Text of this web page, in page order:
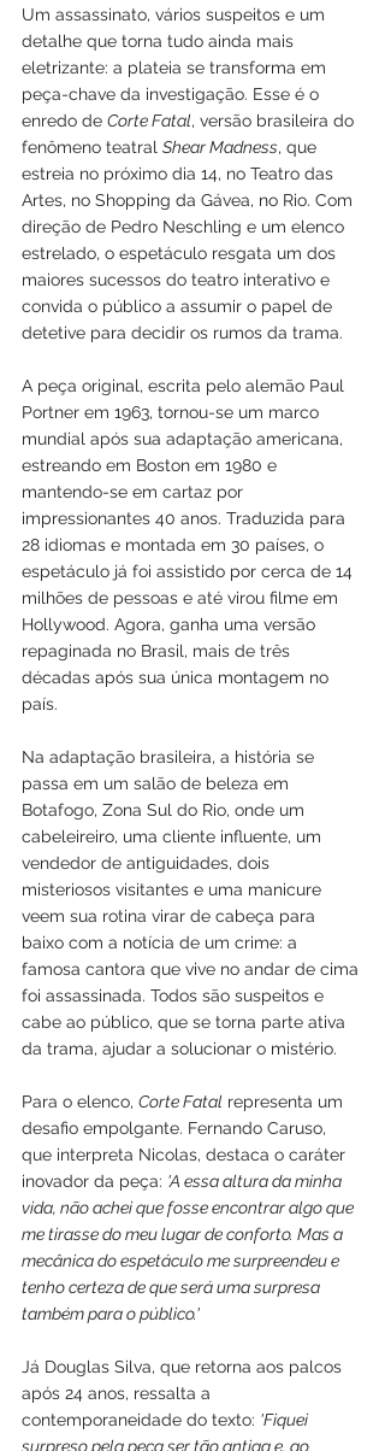
Um assassinato, vários suspeitos e um
detalhe que torna tudo ainda mais
eletrizante: a plateia se transforma em
peça-chave da investigação. Esse é o
enredo de Corte Fatal, versão brasileira do
fenômeno teatral Shear Madness, que
estreia no próximo dia 14, no Teatro das
Artes, no Shopping da Gávea, no Rio. Com
direção de Pedro Neschling e um elenco
estrelado, o espetáculo resgata um dos
maiores sucessos do teatro interativo e
convida o público a assumir o papel de
detetive para decidir os rumos da trama.
A peça original, escrita pelo alemão Paul
Portner em 1963, tornou-se um marco
mundial após sua adaptação americana,
estreando em Boston em 1980 e
mantendo-se em cartaz por
impressionantes 40 anos. Traduzida para
28 idiomas e montada em 30 países, o
espetáculo já foi assistido por cerca de 14
milhões de pessoas e até virou filme em
Hollywood. Agora, ganha uma versão
repaginada no Brasil, mais de três
décadas após sua única montagem no
país.
Na adaptação brasileira, a história se
passa em um salão de beleza em
Botafogo, Zona Sul do Rio, onde um
cabeleireiro, uma cliente influente, um
vendedor de antiguidades, dois
misteriosos visitantes e uma manicure
veem sua rotina virar de cabeça para
baixo com a notícia de um crime: a
famosa cantora que vive no andar de cima
foi assassinada. Todos são suspeitos e
cabe ao público, que se torna parte ativa
da trama, ajudar a solucionar o mistério.
Para o elenco, Corte Fatal representa um
desafio empolgante. Fernando Caruso,
que interpreta Nicolas, destaca o caráter
inovador da peça: 'A essa altura da minha
vida, não achei que fosse encontrar algo que
me tirasse do meu lugar de conforto. Mas a
mecânica do espetáculo me surpreendeu e
tenho certeza de que será uma surpresa
também para o público.'
Já Douglas Silva, que retorna aos palcos
após 24 anos, ressalta a
contemporaneidade do texto: 'Fiquei
surpreso pela peça ser tão antiga e, ao